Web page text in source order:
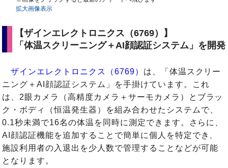
拡大画像表示
【ザインエレクトロニクス（6769）】
「体温スクリーニング＋AI顔認証システム」を開発
ザインエレクトロニクス（6769） は、「体温スクリー
ニング＋AI顔認証システム」を手掛けています。これ
は、2眼カメラ（高精度カメラ＋サーモカメラ）とブラッ
ク・ボディ（恒温発生器）を組み合わせたシステムで、
0.1秒未満で16名の体温を同時に測定できます。さらに、
AI顔認証機能を追加することで簡単に個人を特定でき、
施設利用者の入退出を少人数で管理することなどが可能
となります。